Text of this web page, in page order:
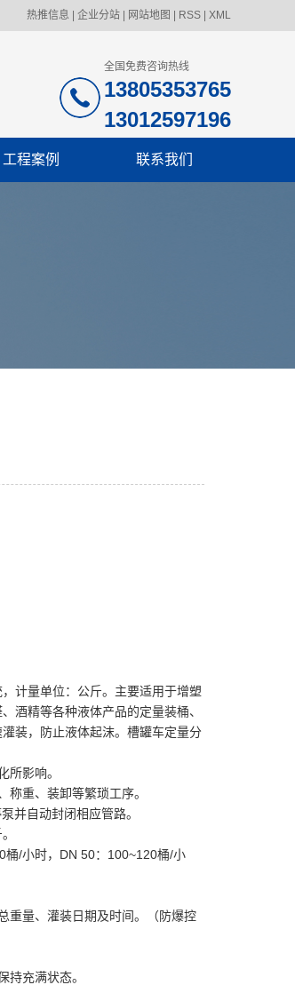
热推信息 企业分站 网站地图 RSS XML
全国免费咨询热线
13805353765
13012597196
工程案例 联系我们
计量单位：公斤。主要适用于增塑
酒精等各种液体产品的定量装桶、
装，防止液体起沫。槽罐车定量分
影响。
重、装卸等繁琐工序。
并自动封闭相应管路。
桶/小时，DN 50：100~120桶/小
重量、灌装日期及时间。（防爆控
充满状态。